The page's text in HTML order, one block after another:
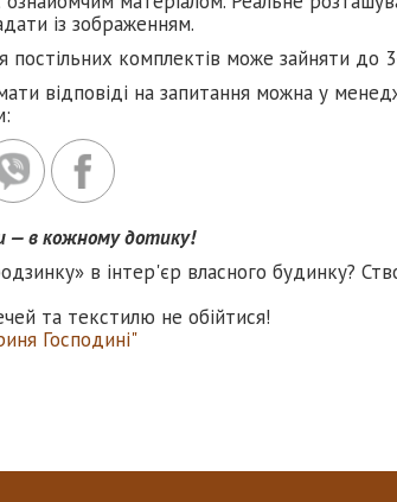
із зображенням.
постільних комплектів може зайняти до
відповіді на запитання можна у
— в кожному дотику!
в інтер'єр власного будинку?
та текстилю не обійтися!
Господині"